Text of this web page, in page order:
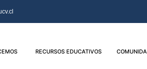
RECURSOS EDUCATIVOS